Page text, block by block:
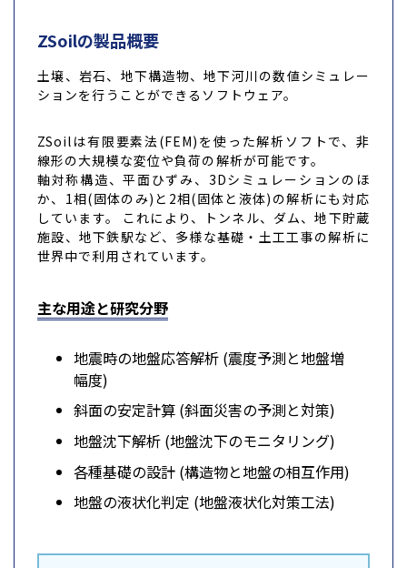
ZSoilの製品概要
土壌、岩石、地下構造物、地下河川の数値シミュレー
ションを行うことができるソフトウェア。
ZSoilは有限要素法(FEM)を使った解析ソフトで、非
線形の大規模な変位や負荷の解析が可能です。
軸対称構造、平面ひずみ、3Dシミュレーションのほ
か、1相(固体のみ)と2相(固体と液体)の解析にも対応
しています。 これにより、トンネル、ダム、地下貯蔵
施設、地下鉄駅など、多様な基礎・土工工事の解析に
世界中で利用されています。
主な用途と研究分野
地震時の地盤応答解析 (震度予測と地盤増
幅度)
斜面の安定計算 (斜面災害の予測と対策)
地盤沈下解析 (地盤沈下のモニタリング)
各種基礎の設計 (構造物と地盤の相互作用)
地盤の液状化判定 (地盤液状化対策工法)